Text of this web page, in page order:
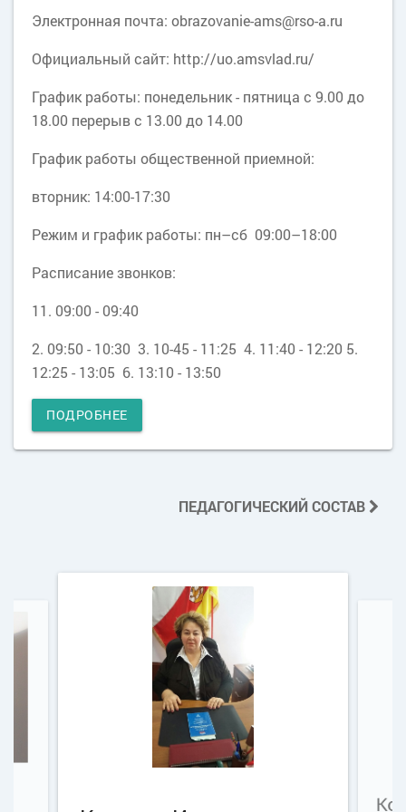
Электронная почта: obrazovanie-ams@rso-a.ru
Официальный сайт: http://uo.amsvlad.ru/
График работы: понедельник - пятница с 9.00 до
18.00 перерыв c 13.00 до 14.00
График работы общественной приемной:
вторник: 14:00-17:30
Режим и график работы: пн–сб 09:00–18:00
Расписание звонков:
11. 09:00 - 09:40
2. 09:50 - 10:30 3. 10-45 - 11:25 4. 11:40 - 12:20 5.
12:25 - 13:05 6. 13:10 - 13:50
ПОДРОБНЕЕ
ПЕДАГОГИЧЕСКИЙ СОСТАВ